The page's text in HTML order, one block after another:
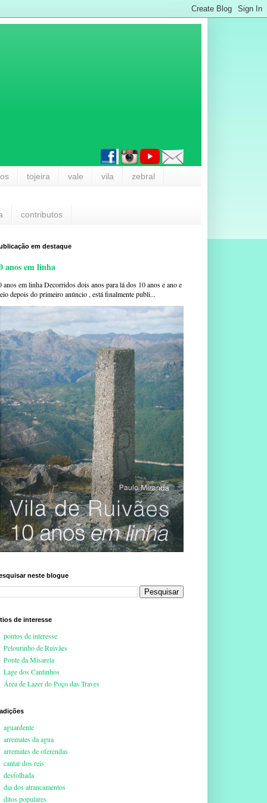
tojeira vale vila zebral
contributos
em destaque
anos em linha
anos em linha Decorridos dois anos para lá dos 10 anos e ano e
depois do primeiro anúncio , está finalmente publi...
neste blogue
de interesse
pontos de interesse
Pelourinho de Ruivães
Ponte da Misarela
Lage dos Cantinhos
Área de Lazer do Poço das Traves
aguardente
arremates da agua
arremates de oferendas
cantar dos reis
desfolhada
dia dos atrancamentos
ditos populares